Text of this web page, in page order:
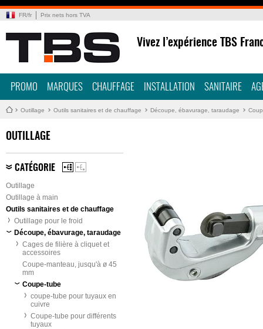
FR/fr Prix nets hors TVA
Vivez l’expérience TBS
PROMO MARQUES CHAUFFAGE INSTALLATION SANITAIRE
Outillage Outils sanitaires et de chauffage Découpe, ébavurage, taraudage
OUTILLAGE
CATÉGORIE
Outillage
Outillage à main
Outils sanitaires et de chauffage
Outillage pour le froid
Découpe, ébavurage, taraudage
Cages de filière à cliquet et
accessoires
Coupe-manteau, jusqu'à ø 45
mm
Coupe-tube
coupe-tube pour tuyaux en
cuivre
Coupe-tube pour différents
tuyaux